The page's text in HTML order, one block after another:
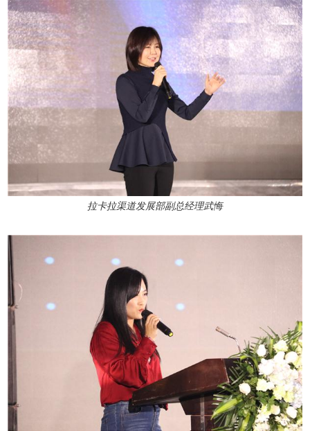
拉卡拉渠道发展部副总经理武悔